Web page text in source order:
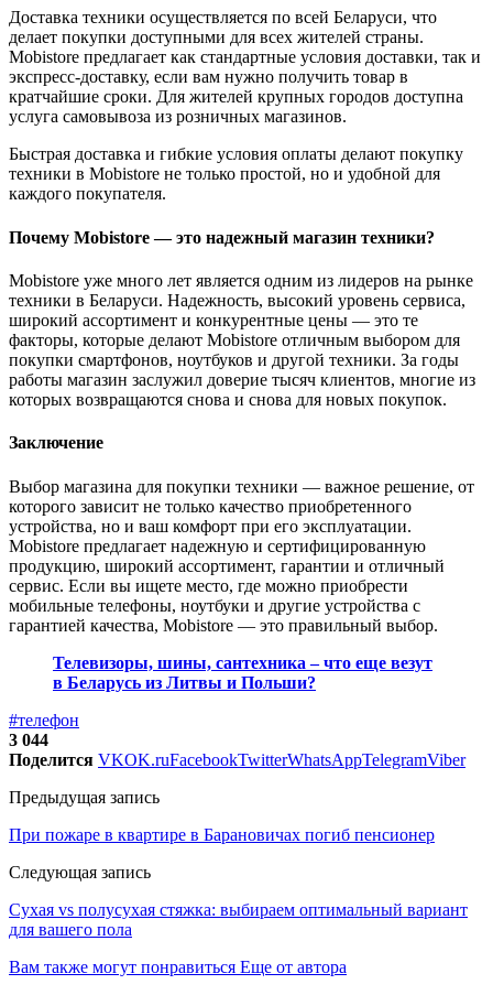
Доставка техники осуществляется по всей Беларуси, что
делает покупки доступными для всех жителей страны.
Mobistore предлагает как стандартные условия доставки, так и
экспресс-доставку, если вам нужно получить товар в
кратчайшие сроки. Для жителей крупных городов доступна
услуга самовывоза из розничных магазинов.
Быстрая доставка и гибкие условия оплаты делают покупку
техники в Mobistore не только простой, но и удобной для
каждого покупателя.
Почему Mobistore — это надежный магазин техники?
Mobistore уже много лет является одним из лидеров на рынке
техники в Беларуси. Надежность, высокий уровень сервиса,
широкий ассортимент и конкурентные цены — это те
факторы, которые делают Mobistore отличным выбором для
покупки смартфонов, ноутбуков и другой техники. За годы
работы магазин заслужил доверие тысяч клиентов, многие из
которых возвращаются снова и снова для новых покупок.
Заключение
Выбор магазина для покупки техники — важное решение, от
которого зависит не только качество приобретенного
устройства, но и ваш комфорт при его эксплуатации.
Mobistore предлагает надежную и сертифицированную
продукцию, широкий ассортимент, гарантии и отличный
сервис. Если вы ищете место, где можно приобрести
мобильные телефоны, ноутбуки и другие устройства с
гарантией качества, Mobistore — это правильный выбор.
Телевизоры, шины, сантехника – что еще везут
в Беларусь из Литвы и Польши?
#телефон
3 044
Поделится VKOK.ruFacebookTwitterWhatsAppTelegramViber
Предыдущая запись
При пожаре в квартире в Барановичах погиб пенсионер
Следующая запись
Сухая vs полусухая стяжка: выбираем оптимальный вариант
для вашего пола
Вам также могут понравиться Еще от автора